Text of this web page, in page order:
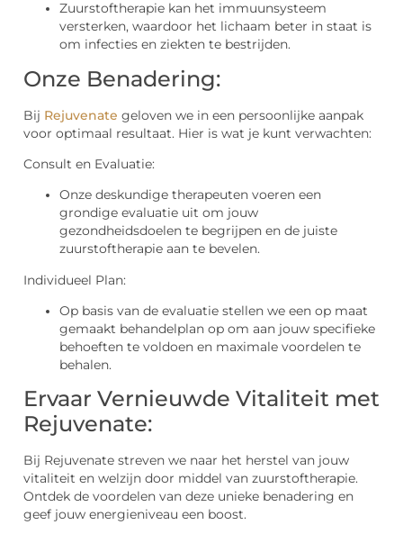
Zuurstoftherapie kan het immuunsysteem
versterken, waardoor het lichaam beter in staat is
om infecties en ziekten te bestrijden.
Onze Benadering:
Bij Rejuvenate geloven we in een persoonlijke aanpak
voor optimaal resultaat. Hier is wat je kunt verwachten:
Consult en Evaluatie:
Onze deskundige therapeuten voeren een
grondige evaluatie uit om jouw
gezondheidsdoelen te begrijpen en de juiste
zuurstoftherapie aan te bevelen.
Individueel Plan:
Op basis van de evaluatie stellen we een op maat
gemaakt behandelplan op om aan jouw specifieke
behoeften te voldoen en maximale voordelen te
behalen.
Ervaar Vernieuwde Vitaliteit met
Rejuvenate:
Bij Rejuvenate streven we naar het herstel van jouw
vitaliteit en welzijn door middel van zuurstoftherapie.
Ontdek de voordelen van deze unieke benadering en
geef jouw energieniveau een boost.